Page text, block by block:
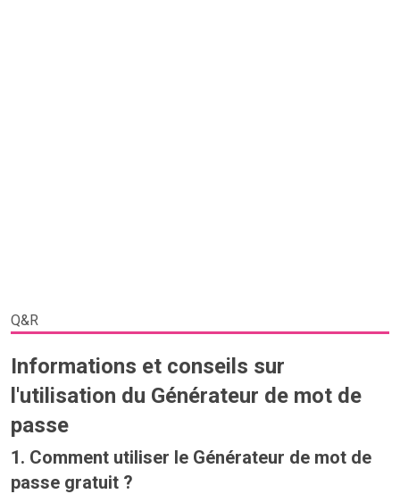
Q&R
Informations et conseils sur
l'utilisation du Générateur de mot de
passe
1. Comment utiliser le Générateur de mot de
passe gratuit ?